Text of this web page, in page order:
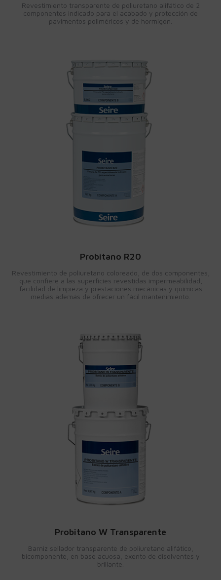
Revestimiento transparente de poliuretano alifático de 2
componentes indicado para el acabado y protección de
pavimentos poliméricos y de hormigón.
Probitano R20
Revestimiento de poliuretano coloreado, de dos componentes,
que confiere a las superficies revestidas impermeabilidad,
facilidad de limpieza y prestaciones mecánicas y químicas
medias además de ofrecer un fácil mantenimiento.
Probitano W Transparente
Barniz sellador transparente de poliuretano alifático,
bicomponente, en base acuosa, exento de disolventes y
brillante.